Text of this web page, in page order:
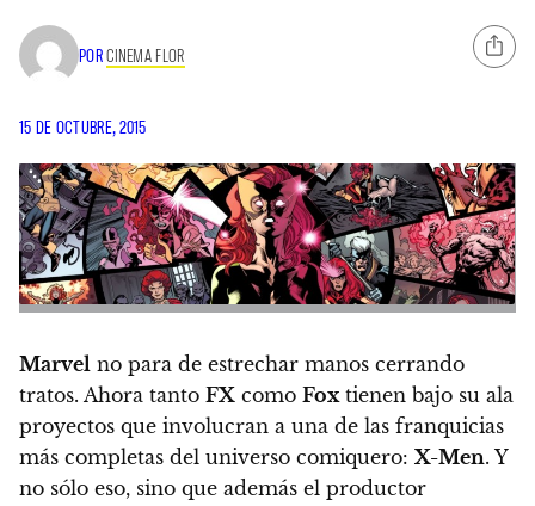
PORCINEMA FLOR
15 DE OCTUBRE, 2015
Marvel no para de estrechar manos cerrando
tratos. Ahora tanto FX como Foxtienen bajo su ala
proyectos que involucran a una de las franquicias
más completas del universo comiquero: X-Men. Y
no sólo eso, sino que además el productor